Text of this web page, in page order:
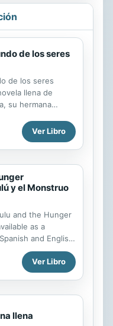
de los seres
de los seres
llena de
su hermana
brujas. No se
noche de
otra en la que
de un
a un niño
ser mágico que lo
Ver Libro
y el Monstruo
and the Hunger
as a
and English.
van breaks
food becomes tight
comes into
a troublemaker
How will Lulu
Ver Libro
llena